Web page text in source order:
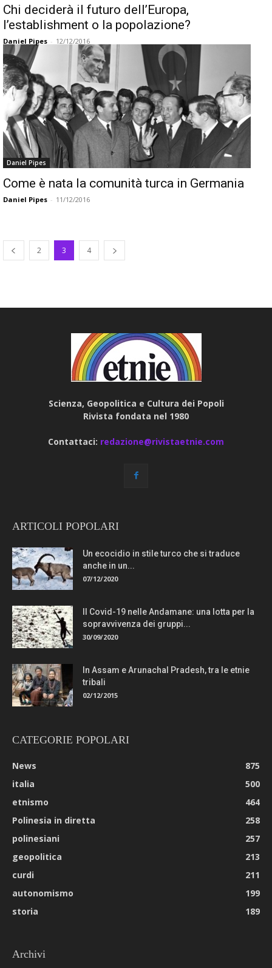
Chi deciderà il futuro dell’Europa,
l’establishment o la popolazione?
Daniel Pipes - 12/12/2016
Daniel Pipes
Come è nata la comunità turca in Germania
Daniel Pipes - 11/12/2016
2 3 4
Scienza, Geopolitica e Cultura dei Popoli
Rivista fondata nel 1980
Contattaci: redazione@rivistaetnie.com
ARTICOLI POPOLARI
Un ecocidio in stile turco che si traduce
anche in un...
07/12/2020
Il Covid-19 nelle Andamane: una lotta per la
sopravvivenza dei gruppi...
30/09/2020
In Assam e Arunachal Pradesh, tra le etnie
tribali
02/12/2015
CATEGORIE POPOLARI
News
875
italia
500
etnismo
464
Polinesia in diretta
258
polinesiani
257
geopolitica
213
curdi
211
autonomismo
199
storia
189
Archivi